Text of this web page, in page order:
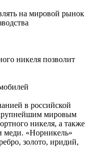
на мировой рынок
никеля позволит
в российской
мировым
никеля, а также
меди. «Норникель»
золото, иридий,